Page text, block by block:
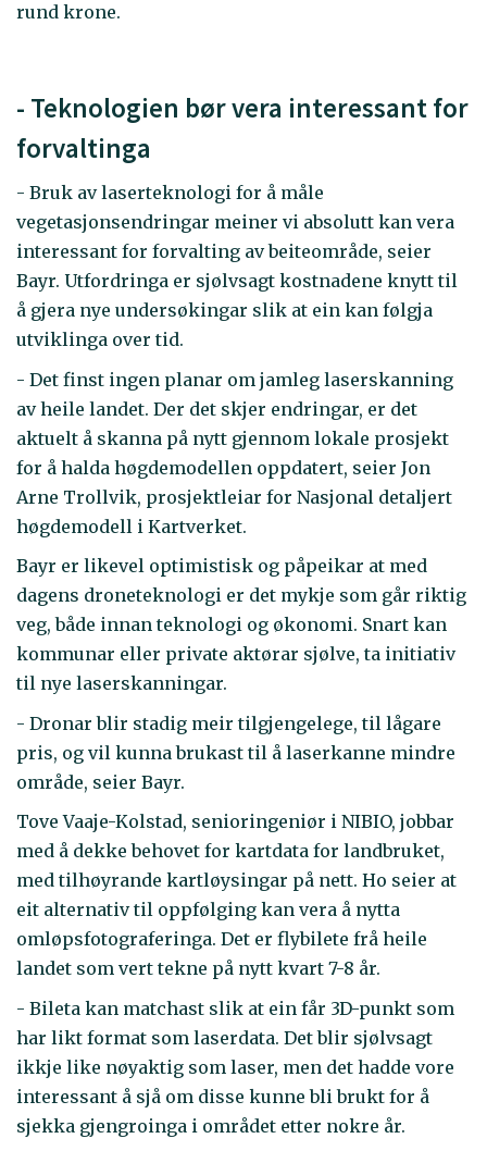
rund krone.
- Teknologien bør vera interessant for
forvaltinga
- Bruk av laserteknologi for å måle
vegetasjonsendringar meiner vi absolutt kan vera
interessant for forvalting av beiteområde, seier
Bayr. Utfordringa er sjølvsagt kostnadene knytt til
å gjera nye undersøkingar slik at ein kan følgja
utviklinga over tid.
- Det finst ingen planar om jamleg laserskanning
av heile landet. Der det skjer endringar, er det
aktuelt å skanna på nytt gjennom lokale prosjekt
for å halda høgdemodellen oppdatert, seier Jon
Arne Trollvik, prosjektleiar for Nasjonal detaljert
høgdemodell i Kartverket.
Bayr er likevel optimistisk og påpeikar at med
dagens droneteknologi er det mykje som går riktig
veg, både innan teknologi og økonomi. Snart kan
kommunar eller private aktørar sjølve, ta initiativ
til nye laserskanningar.
- Dronar blir stadig meir tilgjengelege, til lågare
pris, og vil kunna brukast til å laserkanne mindre
område, seier Bayr.
Tove Vaaje-Kolstad, senioringeniør i NIBIO, jobbar
med å dekke behovet for kartdata for landbruket,
med tilhøyrande kartløysingar på nett. Ho seier at
eit alternativ til oppfølging kan vera å nytta
omløpsfotograferinga. Det er flybilete frå heile
landet som vert tekne på nytt kvart 7-8 år.
- Bileta kan matchast slik at ein får 3D-punkt som
har likt format som laserdata. Det blir sjølvsagt
ikkje like nøyaktig som laser, men det hadde vore
interessant å sjå om disse kunne bli brukt for å
sjekka gjengroinga i området etter nokre år.